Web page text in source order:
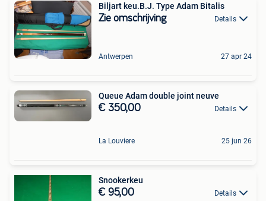
Biljart keu.B.J. Type Adam Bitalis
Zie omschrijving Details
Antwerpen 27 apr 24
Queue Adam double joint neuve
€ 350,00 Details
La Louviere 25 jun 26
Snookerkeu
€ 95,00 Details